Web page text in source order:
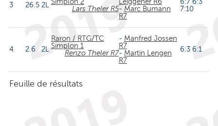
3 26.5 2L
Lars Theler R5- Marc Bumann
R7
7:10
4 2.6 2L
Raron / RTG/TC
Simplon 1
Renzo Theler R7
- Manfred Jossen
R7
- Martin Lengen
R7
6:3 6:1
Feuille de résultats